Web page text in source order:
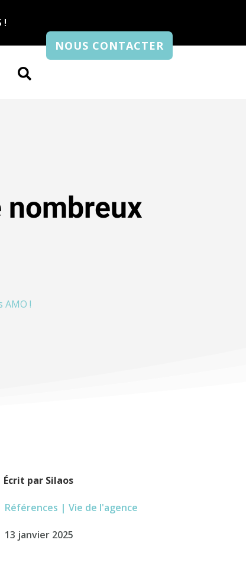
!

NOUS CONTACTER
AMO !
Écrit par Silaos
Références |Vie de l'agence
13 janvier 2025